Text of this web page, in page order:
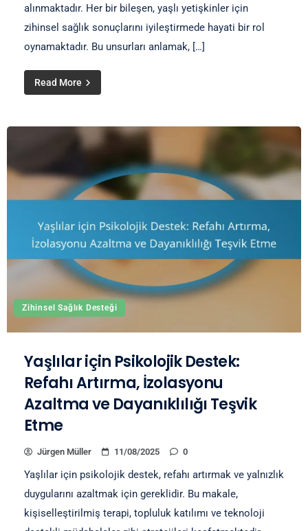
alınmaktadır. Her bir bileşen, yaşlı yetişkinler için
zihinsel sağlık sonuçlarını iyileştirmede hayati bir rol
oynamaktadır. Bu unsurları anlamak, […]
Read More
Zihinsel Sağlık Desteği
Yaşlılar için Psikolojik Destek:
Refahı Artırma, İzolasyonu
Azaltma ve Dayanıklılığı Teşvik
Etme
Jürgen Müller 11/08/2025 0
Yaşlılar için psikolojik destek, refahı artırmak ve yalnızlık
duygularını azaltmak için gereklidir. Bu makale,
kişiselleştirilmiş terapi, topluluk katılımı ve teknoloji